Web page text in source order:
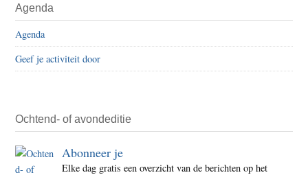
van
Sidebar
Agenda
Agenda
Geef je activiteit door
Ochtend- of avondeditie
Abonneer je
Elke dag gratis een overzicht van de berichten op het